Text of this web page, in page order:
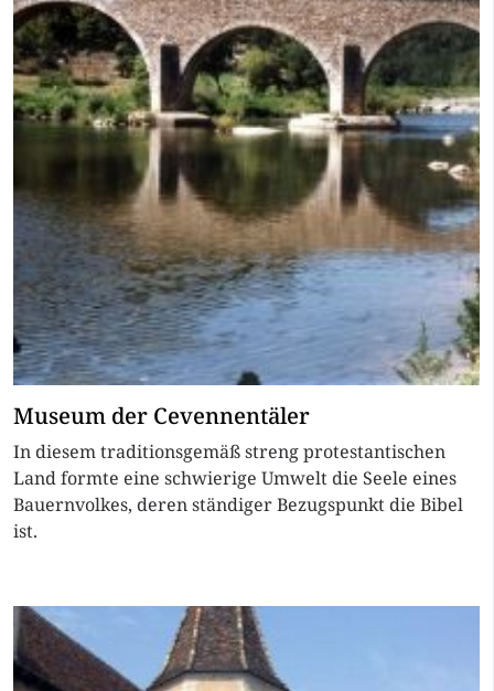
Museum der Cevennentäler
In diesem traditionsgemäß streng protestantischen
Land formte eine schwierige Umwelt die Seele eines
Bauernvolkes, deren ständiger Bezugspunkt die Bibel
ist.